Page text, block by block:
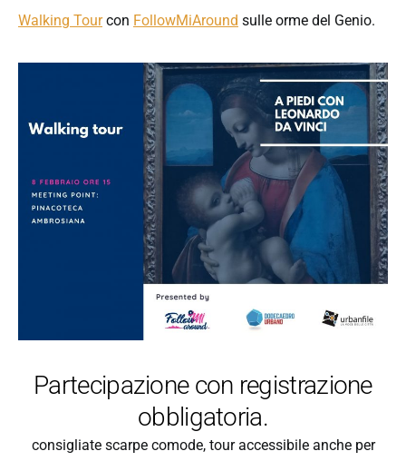
Walking Tourcon FollowMiAround sulle orme del Genio.
Partecipazione con registrazione
obbligatoria.
consigliate scarpe comode, tour accessibile anche per